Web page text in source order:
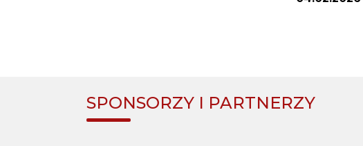
SPONSORZY I PARTNERZY